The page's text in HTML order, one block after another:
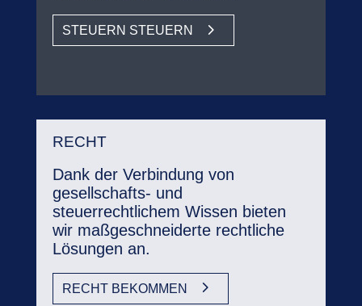
STEUERN STEUERN
RECHT
Dank der Verbindung von
gesellschafts- und
steuerrechtlichem Wissen bieten
wir maßgeschneiderte rechtliche
Lösungen an.
RECHT BEKOMMEN